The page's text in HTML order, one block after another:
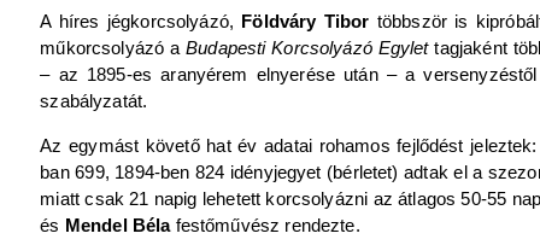
A híres jégkorcsolyázó, Földváry Tibor többször is
műkorcsolyázó aBudapesti Korcsolyázó Egylettagjaként
– az 1895-es aranyérem elnyerése után – a
szabályzatát.
Az egymást követő hat év adatai rohamos fejlődést
ban 699, 1894-ben 824 idényjegyet (bérletet) adtak el a
miatt csak 21 napig lehetett korcsolyázni az átlagos 50-55
és Mendel Bélafestőművész rendezte.